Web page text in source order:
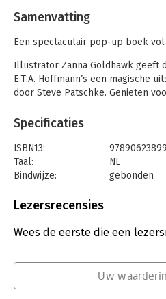
Samenvatting
Een spectaculair pop-up boek
Illustrator Zanna Goldhawk geeft
E.T.A. Hoffmann’s een magische
door Steve Patschke. Genieten
Specificaties
ISBN13:
Taal:
NL
Bindwijze:
gebonden
Uitgever:
Verschijningsdatum:
23-9-2024
Lezersrecensies
Wees de eerste die een
Uw